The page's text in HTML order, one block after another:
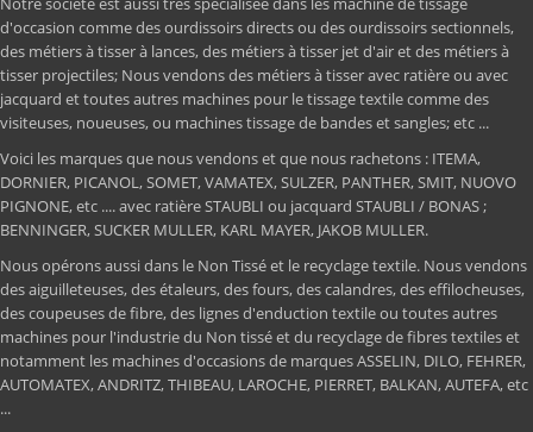
d'occasion comme des ourdissoirs directs ou des ourdissoirs sectionnels,
des métiers à tisser à lances, des métiers à tisser jet d'air et des métiers à
tisser projectiles; Nous vendons des métiers à tisser avec ratière ou avec
jacquard et toutes autres machines pour le tissage textile comme des
visiteuses, noueuses, ou machines tissage de bandes et sangles; etc ...
Voici les marques que nous vendons et que nous rachetons : ITEMA,
DORNIER, PICANOL, SOMET, VAMATEX, SULZER, PANTHER, SMIT, NUOVO
PIGNONE, etc .... avec ratière STAUBLI ou jacquard STAUBLI / BONAS ;
BENNINGER, SUCKER MULLER, KARL MAYER, JAKOB MULLER.
Nous opérons aussi dans le Non Tissé et le recyclage textile. Nous vendons
des aiguilleteuses, des étaleurs, des fours, des calandres, des effilocheuses,
des coupeuses de fibre, des lignes d'enduction textile ou toutes autres
machines pour l'industrie du Non tissé et du recyclage de fibres textiles et
notamment les machines d'occasions de marques ASSELIN, DILO, FEHRER,
AUTOMATEX, ANDRITZ, THIBEAU, LAROCHE, PIERRET, BALKAN, AUTEFA, etc
...